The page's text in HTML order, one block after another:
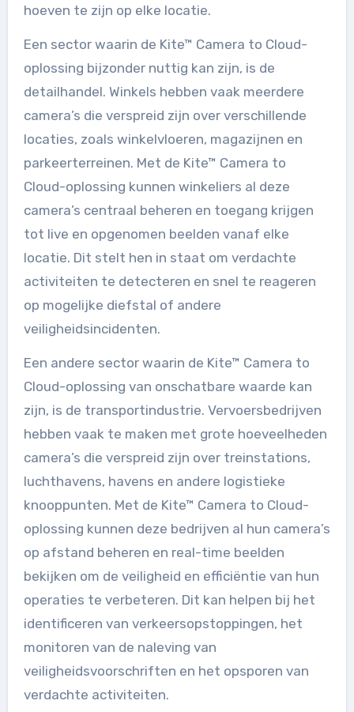
hoeven te zijn op elke locatie.
Een sector waarin de Kite™ Camera to Cloud-
oplossing bijzonder nuttig kan zijn, is de
detailhandel. Winkels hebben vaak meerdere
camera’s die verspreid zijn over verschillende
locaties, zoals winkelvloeren, magazijnen en
parkeerterreinen. Met de Kite™ Camera to
Cloud-oplossing kunnen winkeliers al deze
camera’s centraal beheren en toegang krijgen
tot live en opgenomen beelden vanaf elke
locatie. Dit stelt hen in staat om verdachte
activiteiten te detecteren en snel te reageren
op mogelijke diefstal of andere
veiligheidsincidenten.
Een andere sector waarin de Kite™ Camera to
Cloud-oplossing van onschatbare waarde kan
zijn, is de transportindustrie. Vervoersbedrijven
hebben vaak te maken met grote hoeveelheden
camera’s die verspreid zijn over treinstations,
luchthavens, havens en andere logistieke
knooppunten. Met de Kite™ Camera to Cloud-
oplossing kunnen deze bedrijven al hun camera’s
op afstand beheren en real-time beelden
bekijken om de veiligheid en efficiëntie van hun
operaties te verbeteren. Dit kan helpen bij het
identificeren van verkeersopstoppingen, het
monitoren van de naleving van
veiligheidsvoorschriften en het opsporen van
verdachte activiteiten.